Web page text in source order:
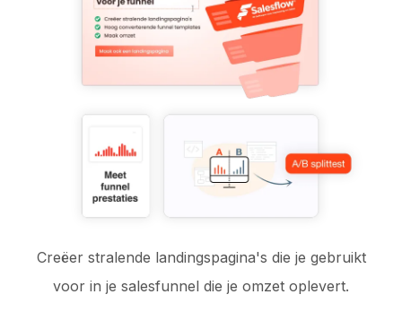
Creëer stralende landingspagina's die je gebruikt
voor in je salesfunnel die je omzet oplevert.